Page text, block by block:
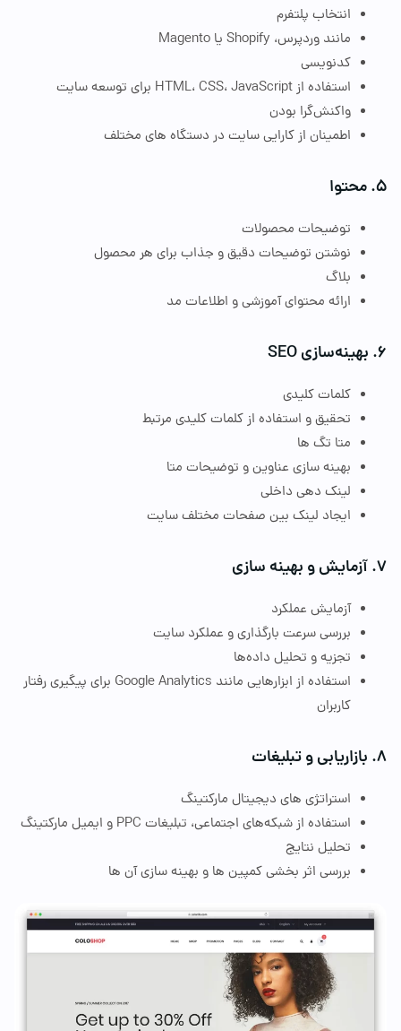
انتخاب پلتفرم
مانند وردپرس،ShopifyیاMagento
کدنویسی
استفاده از
HTML ،CSS،JavaScript
برای توسعه سایت
واکنش‌گرا بودن
اطمینان از کارایی سایت در دستگاه‌ های مختلف
توضیحات محصولات
نوشتن توضیحات دقیق و جذاب برای هر محصول
بلاگ
ارائه محتوای آموزشی و اطلاعات مد
SEO
کلمات کلیدی
تحقیق و استفاده از کلمات کلیدی مرتبط
متا تگ‌ها
بهینه‌ سازی عناوین و توضیحات متا
لینک‌ دهی داخلی
ایجاد لینک بین صفحات مختلف سایت
و بهینه‌ سازی
آزمایش عملکرد
بررسی سرعت بارگذاری و عملکرد سایت
تجزیه و تحلیل داده‌ها
استفاده از ابزارهایی مانندGoogle Analyticsبرای پیگیری رفتار
و تبلیغات
استراتژی‌ های دیجیتال مارکتینگ
استفاده از شبکه‌های اجتماعی، تبلیغاتPPCو ایمیل مارکتینگ
تحلیل نتایج
بررسی اثر بخشی کمپین‌هاو بهینه‌سازی آن‌ها